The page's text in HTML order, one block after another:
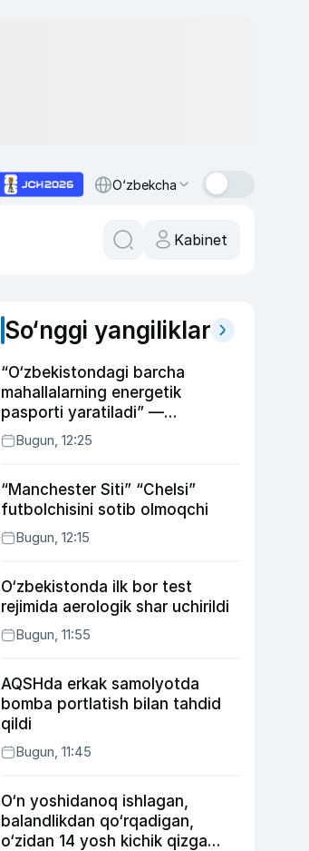
O‘zbekcha
Kabinet
So‘nggi yangiliklar
“O‘zbekistondagi barcha
mahallalarning energetik
pasporti yaratiladi” —
energetika vaziri
Bugun, 12:25
“Manchester Siti” “Chelsi”
futbolchisini sotib olmoqchi
Bugun, 12:15
O‘zbekistonda ilk bor test
rejimida aerologik shar uchirildi
Bugun, 11:55
AQSHda erkak samolyotda
bomba portlatish bilan tahdid
qildi
Bugun, 11:45
O‘n yoshidanoq ishlagan,
balandlikdan qo‘rqadigan,
o‘zidan 14 yosh kichik qizga